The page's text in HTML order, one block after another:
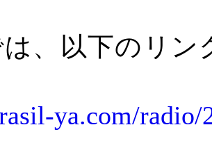
、以下のリ
ya.com/radio/